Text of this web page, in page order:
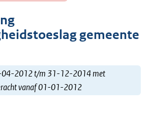
gemeente
04-2012 t/m 31-12-2014 met
vanaf 01-01-2012